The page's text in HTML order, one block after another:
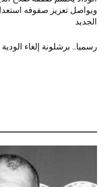
ويواصل تعزيز صفوفه
الجديد
رسميا.. برشلونة إلغاء